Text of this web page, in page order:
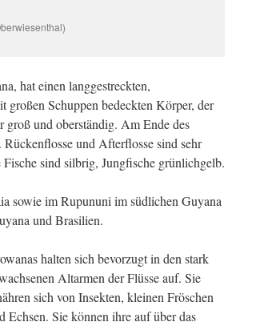
hat einen langgestreckten,
großen Schuppen bedeckten Körper, der
und oberständig. Am Ende des
und Afterflosse sind sehr
sind silbrig, Jungfische grünlichgelb.
sowie im Rupununi im südlichen Guyana
und Brasilien.
halten sich bevorzugt in den stark
Altarmen der Flüsse auf. Sie
sich von Insekten, kleinen Fröschen
Echsen. Sie können ihre auf über das